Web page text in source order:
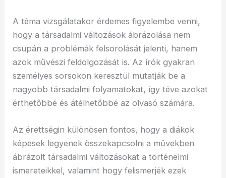
A téma vizsgálatakor érdemes figyelembe venni,
hogy a társadalmi változások ábrázolása nem
csupán a problémák felsorolását jelenti, hanem
azok művészi feldolgozását is. Az írók gyakran
személyes sorsokon keresztül mutatják be a
nagyobb társadalmi folyamatokat, így téve azokat
érthetőbbé és átélhetőbbé az olvasó számára.
Az érettségin különösen fontos, hogy a diákok
képesek legyenek összekapcsolni a művekben
ábrázolt társadalmi változásokat a történelmi
ismereteikkel, valamint hogy felismerjék ezek